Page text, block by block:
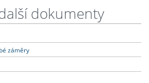
dokumenty
záměry